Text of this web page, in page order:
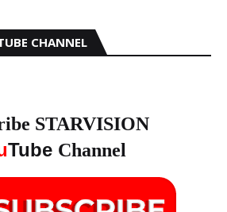
CHANNEL
STARVISION
Tube Channel